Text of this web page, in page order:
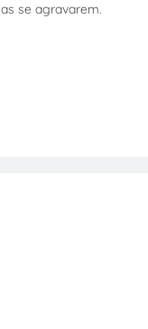
se agravarem.